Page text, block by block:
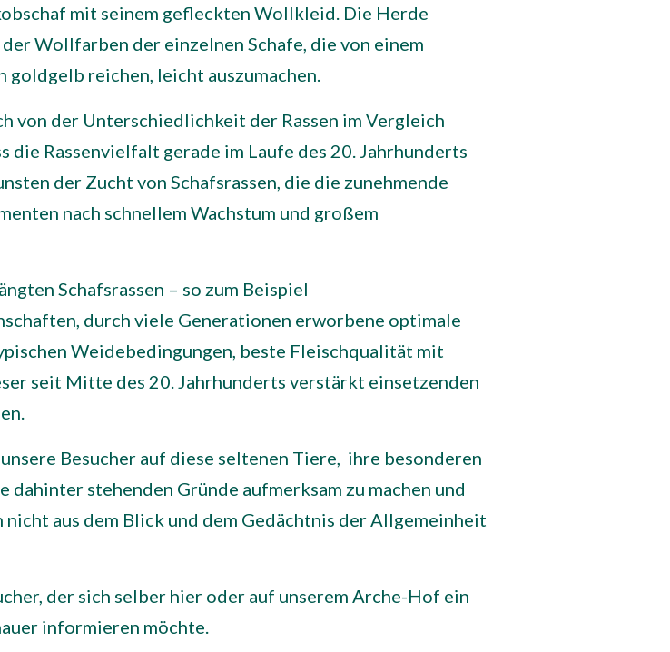
mit seinem gefleckten Wollkleid. Die Herde
Wollfarben der einzelnen Schafe, die von einem
reichen, leicht auszumachen.
von der Unterschiedlichkeit der Rassen im Vergleich
die Rassenvielfalt gerade im Laufe des 20. Jahrhunderts
der Zucht von Schafsrassen, die die zunehmende
nach schnellem Wachstum und großem
Schafsrassen – so zum Beispiel
durch viele Generationen erworbene optimale
Weidebedingungen, beste Fleischqualität mit
seit Mitte des 20. Jahrhunderts verstärkt einsetzenden
Besucher auf diese seltenen Tiere, ihre besonderen
stehenden Gründe aufmerksam zu machen und
aus dem Blick und dem Gedächtnis der Allgemeinheit
der sich selber hier oder auf unserem Arche-Hof ein
informieren möchte.